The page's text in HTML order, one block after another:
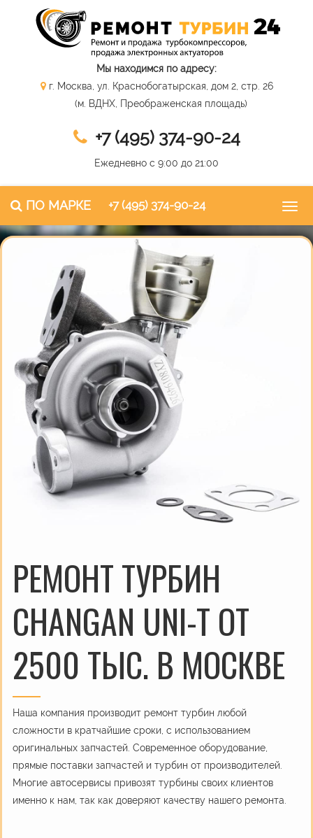
Мы находимся по адресу:
г. Москва, ул. Краснобогатырская, дом 2, стр. 26
(м. ВДНХ, Преображенская площадь)
+7 (495) 374-90-24
Ежедневно с 9:00 до 21:00
ПО МАРКЕ +7 (495) 374-90-24
РЕМОНТ ТУРБИН
CHANGAN UNI-T ОТ
2500 ТЫС. В МОСКВЕ
Наша компания производит ремонт турбин любой
сложности в кратчайшие сроки, с использованием
оригинальных запчастей. Современное оборудование,
прямые поставки запчастей и турбин от производителей.
Многие автосервисы привозят турбины своих клиентов
именно к нам, так как доверяют качеству нашего ремонта.